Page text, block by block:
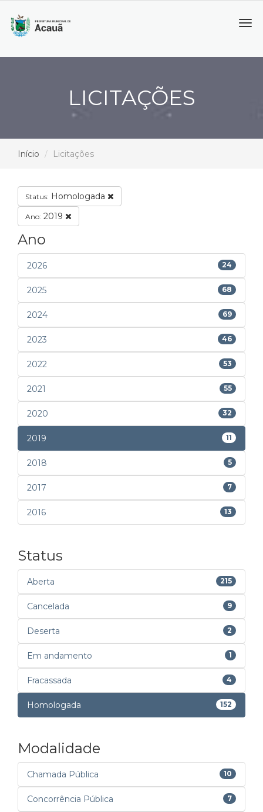
LICITAÇÕES
Início Licitações
Status: Homologada
Ano: 2019
Ano
2026 24
2025 68
2024 69
2023 46
2022 53
2021 55
2020 32
2019 11
2018 5
2017 7
2016 13
Status
Aberta 215
Cancelada 9
Deserta 2
Em andamento 1
Fracassada 4
Homologada 152
Modalidade
Chamada Pública 10
Concorrência Pública 7